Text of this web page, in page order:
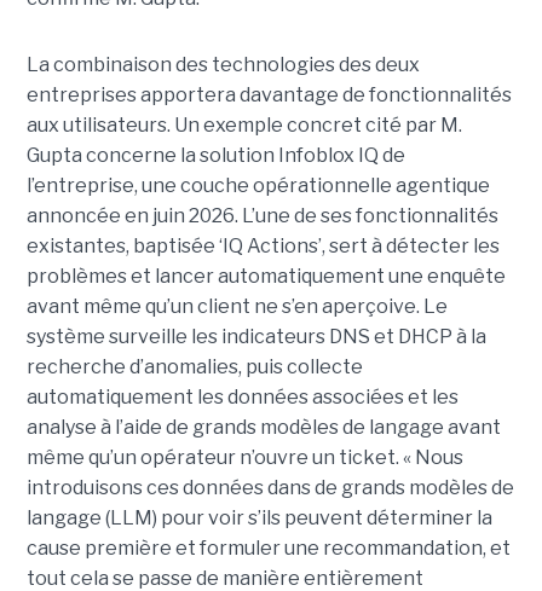
La combinaison des technologies des deux
entreprises apportera davantage de fonctionnalités
aux utilisateurs. Un exemple concret cité par M.
Gupta concerne la solution Infoblox IQ de
l’entreprise, une couche opérationnelle agentique
annoncée en juin 2026. L’une de ses fonctionnalités
existantes, baptisée ‘IQ Actions’, sert à détecter les
problèmes et lancer automatiquement une enquête
avant même qu’un client ne s’en aperçoive. Le
système surveille les indicateurs DNS et DHCP à la
recherche d’anomalies, puis collecte
automatiquement les données associées et les
analyse à l’aide de grands modèles de langage avant
même qu’un opérateur n’ouvre un ticket. « Nous
introduisons ces données dans de grands modèles de
langage (LLM) pour voir s’ils peuvent déterminer la
cause première et formuler une recommandation, et
tout cela se passe de manière entièrement